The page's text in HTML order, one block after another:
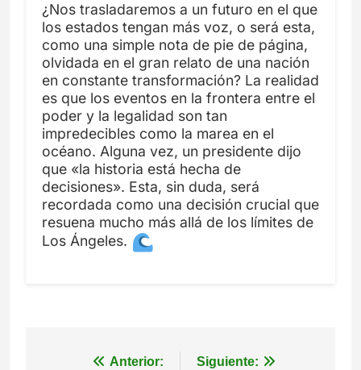
¿Nos trasladaremos a un futuro en el que
los estados tengan más voz, o será esta,
como una simple nota de pie de página,
olvidada en el gran relato de una nación
en constante transformación? La realidad
es que los eventos en la frontera entre el
poder y la legalidad son tan
impredecibles como la marea en el
océano. Alguna vez, un presidente dijo
que «la historia está hecha de
decisiones». Esta, sin duda, será
recordada como una decisión crucial que
resuena mucho más allá de los límites de
Los Ángeles.
Anterior: Siguiente: